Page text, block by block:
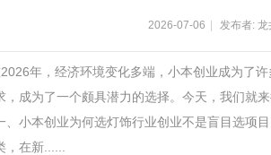
2026-07-06 发布者: 龙
年，经济环境变化多端，小本创业成为了
，成为了一个颇具潜力的选择。今天，我们就
、小本创业为何选灯饰行业创业不是盲目选项
，在新......